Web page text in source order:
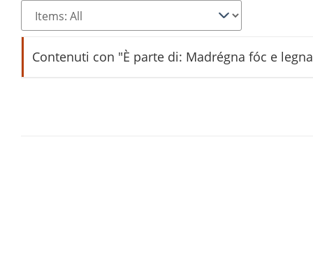
Contenuti con "È parte di: Madrégna fóc e